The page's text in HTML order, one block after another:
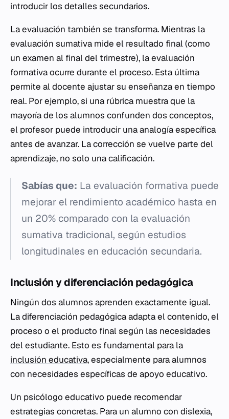
introducir los detalles secundarios.
La evaluación también se transforma. Mientras la
evaluación sumativa mide el resultado final (como
un examen al final del trimestre), la evaluación
formativa ocurre durante el proceso. Esta última
permite al docente ajustar su enseñanza en tiempo
real. Por ejemplo, si una rúbrica muestra que la
mayoría de los alumnos confunden dos conceptos,
el profesor puede introducir una analogía específica
antes de avanzar. La corrección se vuelve parte del
aprendizaje, no solo una calificación.
Sabías que: La evaluación formativa puede
mejorar el rendimiento académico hasta en
un 20% comparado con la evaluación
sumativa tradicional, según estudios
longitudinales en educación secundaria.
Inclusión y diferenciación pedagógica
Ningún dos alumnos aprenden exactamente igual.
La diferenciación pedagógica adapta el contenido, el
proceso o el producto final según las necesidades
del estudiante. Esto es fundamental para la
inclusión educativa, especialmente para alumnos
con necesidades específicas de apoyo educativo.
Un psicólogo educativo puede recomendar
estrategias concretas. Para un alumno con dislexia,